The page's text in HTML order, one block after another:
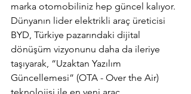
marka otomobiliniz hep güncel kalıyor.
Dünyanın lider elektrikli araç üreticisi
BYD, Türkiye pazarındaki dijital
dönüşüm vizyonunu daha da ileriye
taşıyarak, “Uzaktan Yazılım
Güncellemesi” (OTA - Over the Air)